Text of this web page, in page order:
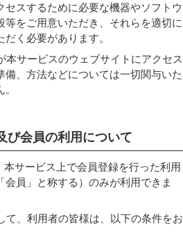
セスするために必要な機器やソフトウ
等をご用意いただき、それらを適切に
く必要があります。
本サービスのウェブサイトにアクセス
備、方法などについては一切関与いた
び会員の利用について
本サービス上で会員登録を行った利用
会員」と称する）のみが利用できま
て、利用者の皆様は、以下の条件をお